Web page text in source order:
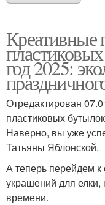
Креативные
год 2025:
Отредактирован
пластиковых бутылок
Наверно, вы уже
Татьяны Яблонской.
А теперь перейдем к
украшений для
времени.